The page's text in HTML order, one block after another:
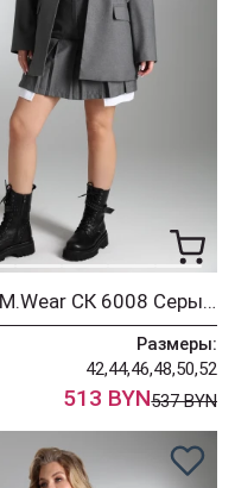
Костюм LM.Wear СК 6008 Серый, белый
Размеры:
42,44,46,48,50,52
513 BYN537 BYN